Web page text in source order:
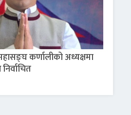
कर्णालीको अध्यक्षमा